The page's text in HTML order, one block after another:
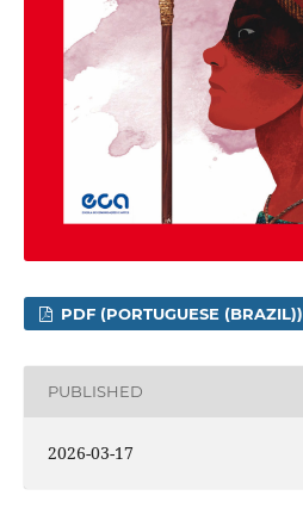
PDF (PORTUGUESE (BRAZIL))
PUBLISHED
2026-03-17